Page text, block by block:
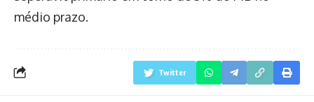
médio prazo.
Twitter